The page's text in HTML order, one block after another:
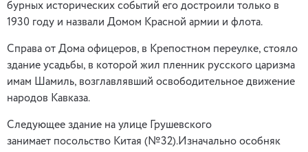
бурных исторических событий его достроили только в
1930 году и назвали Домом Красной армии и флота.
Справа от Дома офицеров, в Крепостном переулке, стояло
здание усадьбы, в которой жил пленник русского царизма
имам Шамиль, возглавлявший освободительное движение
народов Кавказа.
Следующее здание на улице Грушевского
занимает посольство Китая (№32).Изначально особняк